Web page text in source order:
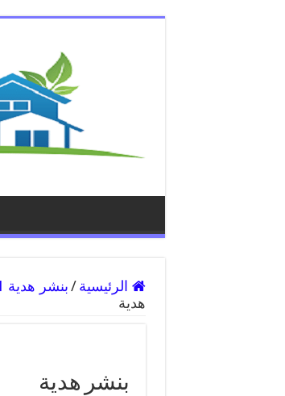
الرئيسية /بنشر هدية 99009551 كراج كهرباء وبنشر متنقل قريب من موقعي
هدية
بنشر هدية